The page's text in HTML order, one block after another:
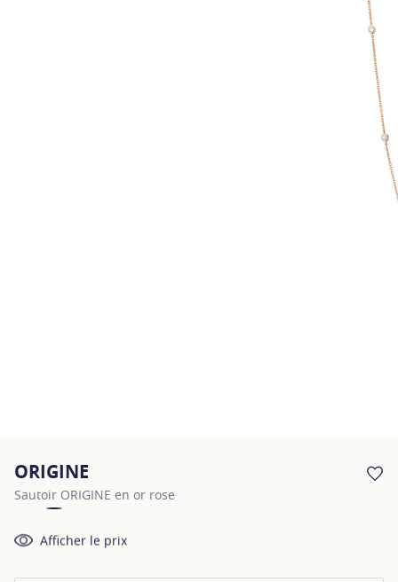
ORIGINE
Sautoir ORIGINE en or rose
Afficher le prix